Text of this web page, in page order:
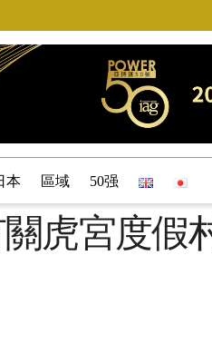
本 區域 50强
關虎宮度假